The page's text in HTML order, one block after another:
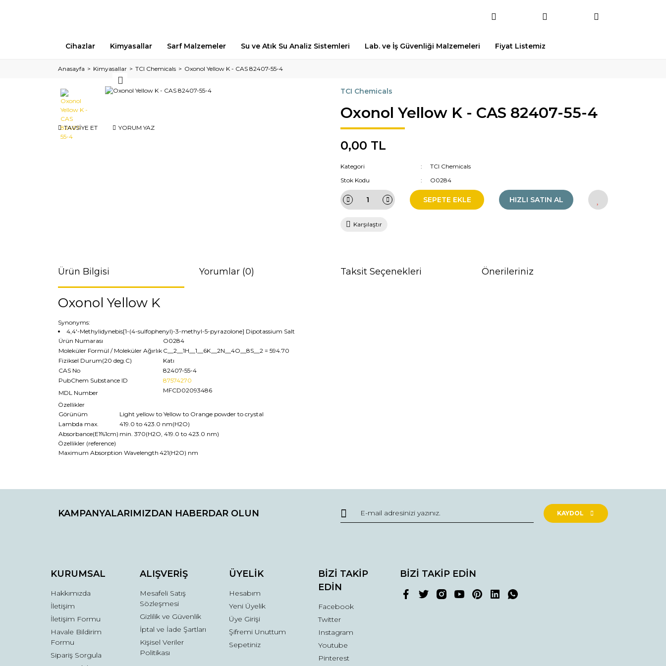
Cihazlar Kimyasallar Sarf Malzemeler Su ve Atık Su Analiz Sistemleri Lab. ve İş Güvenliği Malzemeleri Fiyat Listemiz
Anasayfa Kimyasallar TCI Chemicals Oxonol Yellow K - CAS 82407-55-4
TAVSİYE ET YORUM YAZ
TCI Chemicals
Oxonol Yellow K - CAS 82407-55-4
0,00 TL
Kategori
TCI Chemicals
Stok Kodu
O0284
SEPETE EKLE HIZLI SATIN AL
Karşılaştır
Ürün Bilgisi Yorumlar (0) Taksit Seçenekleri Önerileriniz
Oxonol Yellow K
Synonyms:
4,4'-Methylidynebis[1-(4-sulfophenyl)-3-methyl-5-pyrazolone] Dipotassium Salt
Ürün Numarası
O0284
Moleküler Formül / Moleküler Ağırlık C__2__1H__1__6K__2N__4O__8S__2 = 594.70
Fiziksel Durum(20 deg.C)
Katı
CAS No
82407-55-4
PubChem Substance ID
87574270
MDL Number
MFCD02093486
Özellikler
Görünüm
Light yellow to Yellow to Orange powder to crystal
Lambda max.
419.0 to 423.0 nm(H2O)
Absorbance(E1%1cm) min. 370(H2O, 419.0 to 423.0 nm)
Özellikler (reference)
Maximum Absorption Wavelength 421(H2O) nm
Yorum Yaz
Görüş ve önerileriniz için teşekkür ederiz.
Ürün resmi kalitesiz, bozuk veya görüntülenemiyor.
Bu ürüne benzer farklı alternatifler olmalı.
Gönder
KAMPANYALARIMIZDAN HABERDAR OLUN KAYDOL
KURUMSAL
Hakkımızda
İletişim
İletişim Formu
Havale Bildirim
Formu
Sipariş Sorgula
ALIŞVERİŞ
Mesafeli Satış
Sözleşmesi
Gizlilik ve Güvenlik
İptal ve İade Şartları
Kişisel Veriler
Politikası
ÜYELİK
Hesabım
Yeni Üyelik
Üye Girişi
Şifremi Unuttum
Sepetiniz
BİZİ TAKİP
EDİN
Facebook
Twitter
Instagram
Youtube
Pinterest
BİZİ TAKİP EDİN